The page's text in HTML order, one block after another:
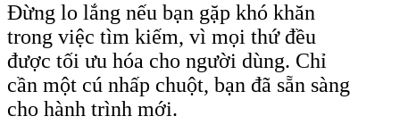
Đừng lo lắng nếu bạn gặp khó khăn
trong việc tìm kiếm, vì mọi thứ đều
được tối ưu hóa cho người dùng. Chỉ
cần một cú nhấp chuột, bạn đã sẵn sàng
cho hành trình mới.